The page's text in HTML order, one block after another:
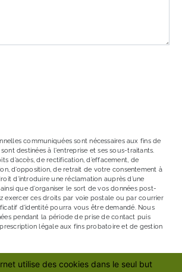
communiquées sont nécessaires aux fins de
destinées à l'entreprise et ses sous-traitants.
d’accès, de rectification, d’effacement, de
d’opposition, de retrait de votre consentement à
d’introduire une réclamation auprès d’une
que d’organiser le sort de vos données post-
exercer ces droits par voie postale ou par courrier
d'identité pourra vous être demandé. Nous
pendant la période de prise de contact puis
légale aux fins probatoire et de gestion
utilise des cookies dans le seul but